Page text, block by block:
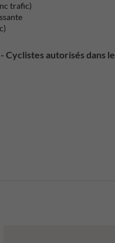
trafic)
Cyclistes autorisés dans